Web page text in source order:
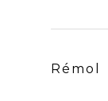
Rémol